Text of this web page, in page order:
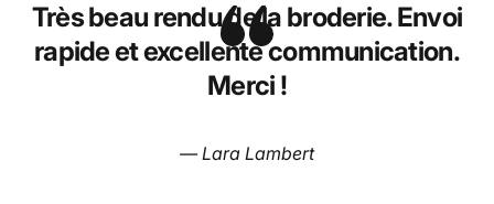
Très beau rendu de la broderie. Envoi
rapide et excellente communication.
Merci !
— Lara Lambert